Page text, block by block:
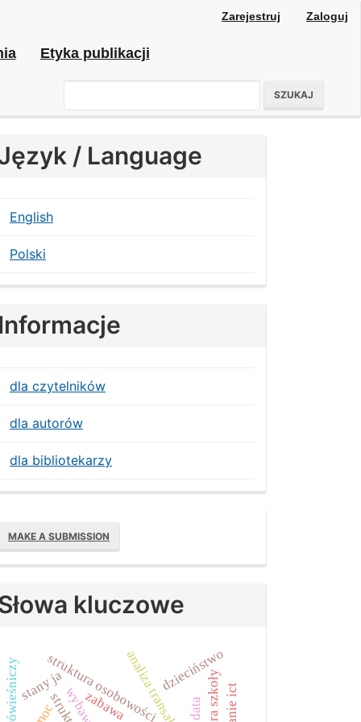
Zarejestruj Zaloguj
Etyka publikacji
SZUKAJ
/ Language
English
Polski
Informacje
dla czytelników
dla autorów
dla bibliotekarzy
MAKE A SUBMISSION
kluczowe
zabawa
struktura osobowości
stany ja dzieciństwo